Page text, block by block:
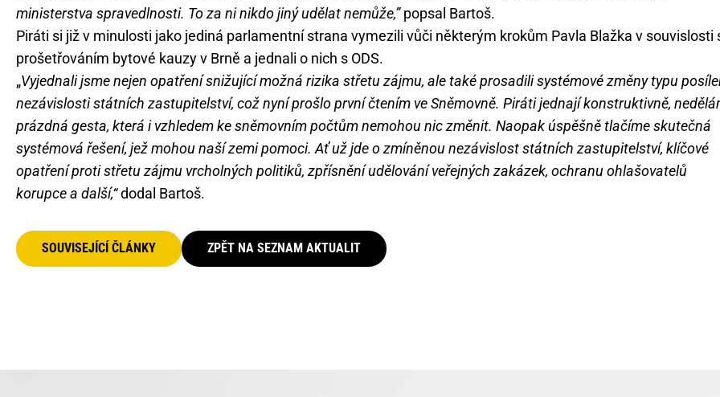
ministerstva spravedlnosti. To za ni nikdo jiný udělat nemůže,”popsal Bartoš.
Piráti si již v minulosti jako jediná parlamentní strana vymezili vůči některým krokům Pavla Blažka v souvislosti
prošetřováním bytové kauzy v Brně a jednali o nich s ODS.
„Vyjednali jsme nejen opatření snižující možná rizika střetu zájmu, ale také prosadili systémové změny typu
nezávislosti státních zastupitelství, což nyní prošlo první čtením ve Sněmovně. Piráti jednají konstruktivně,
prázdná gesta, která i vzhledem ke sněmovním počtům nemohou nic změnit. Naopak úspěšně tlačíme skutečná
systémová řešení, jež mohou naší zemi pomoci. Ať už jde o zmíněnou nezávislost státních zastupitelství, klíčové
opatření proti střetu zájmu vrcholných politiků, zpřísnění udělování veřejných zakázek, ochranu ohlašovatelů
korupce a další,“dodal Bartoš.
SOUVISEJÍCÍ ČLÁNKY ZPĚT NA SEZNAM AKTUALIT